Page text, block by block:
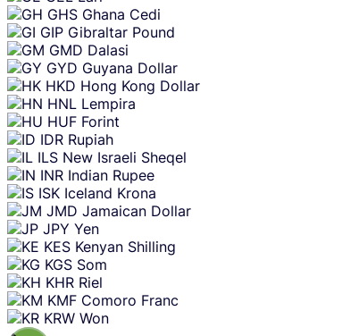
GHS Ghana Cedi
GIP Gibraltar Pound
GMD Dalasi
GYD Guyana Dollar
HKD Hong Kong Dollar
HNL Lempira
HUF Forint
IDR Rupiah
ILS New Israeli Sheqel
INR Indian Rupee
ISK Iceland Krona
JMD Jamaican Dollar
JPY Yen
KES Kenyan Shilling
KGS Som
KHR Riel
KMF Comoro Franc
KRW Won